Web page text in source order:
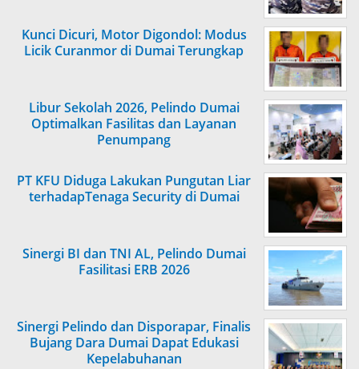
Kunci Dicuri, Motor Digondol: Modus
Licik Curanmor di Dumai Terungkap
Libur Sekolah 2026, Pelindo Dumai
Optimalkan Fasilitas dan Layanan
Penumpang
PT KFU Diduga Lakukan Pungutan Liar
terhadapTenaga Security di Dumai
Sinergi BI dan TNI AL, Pelindo Dumai
Fasilitasi ERB 2026
Sinergi Pelindo dan Disporapar, Finalis
Bujang Dara Dumai Dapat Edukasi
Kepelabuhanan